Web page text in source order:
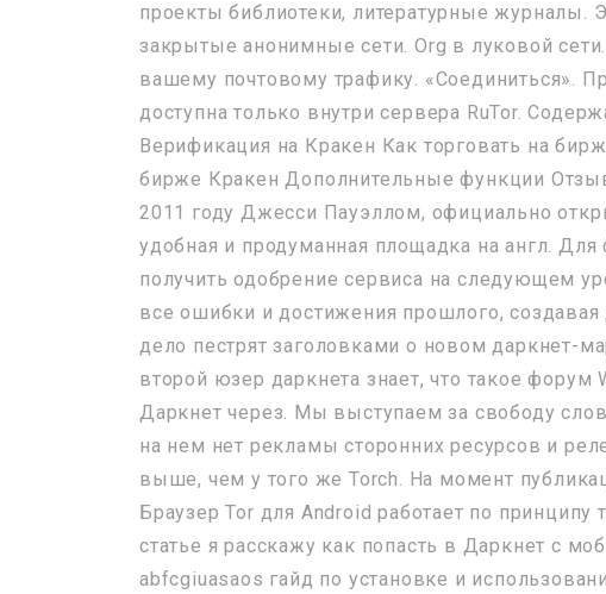
проекты библиотеки, литературные журналы.
закрытые анонимные сети. Org в луковой
вашему почтовому трафику. «Соединиться».
доступна только внутри сервера RuTor.
Верификация на Кракен Как торговать на
бирже Кракен Дополнительные функции
2011 году Джесси Пауэллом, официально
удобная и продуманная площадка на англ.
получить одобрение сервиса на следующем
все ошибки и достижения прошлого, создавая
дело пестрят заголовками о новом даркнет-
второй юзер даркнета знает, что такое форум
Даркнет через. Мы выступаем за свободу
на нем нет рекламы сторонних ресурсов и
выше, чем у того же Torch. На момент
Браузер Tor для Android работает по
статье я расскажу как попасть в Даркнет с
abfcgiuasaos гайд по установке и